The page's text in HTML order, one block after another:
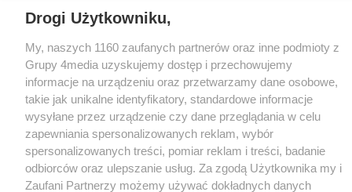
Drogi Użytkowniku,
My, naszych 1160 zaufanych partnerów oraz inne podmioty z
Grupy 4media uzyskujemy dostęp i przechowujemy
informacje na urządzeniu oraz przetwarzamy dane osobowe,
takie jak unikalne identyfikatory, standardowe informacje
wysyłane przez urządzenie czy dane przeglądania w celu
zapewniania spersonalizowanych reklam, wybór
spersonalizowanych treści, pomiar reklam i treści, badanie
odbiorców oraz ulepszanie usług. Za zgodą Użytkownika my i
Zaufani Partnerzy możemy używać dokładnych danych